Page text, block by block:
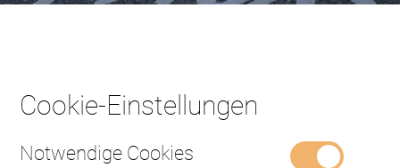
Cookie-Einstellungen
Notwendige Cookies